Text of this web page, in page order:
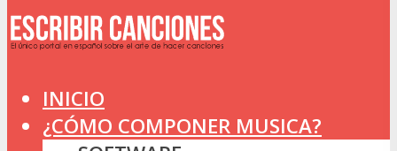
INICIO
¿CÓMO COMPONER MUSICA?